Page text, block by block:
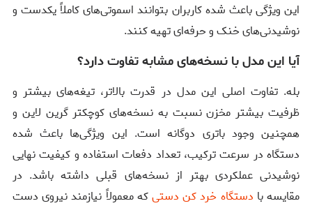
این ویژگی باعث شده کاربران بتوانند اسموتی‌های کاملاً یکدست و
نوشیدنی‌های خنک و حرفه‌ای تهیه کنند.
آیا این مدل با نسخه‌های مشابه تفاوت دارد؟
بله. تفاوت اصلی این مدل در قدرت بالاتر، تیغه‌های بیشتر و
ظرفیت بیشتر مخزن نسبت به نسخه‌های کوچکتر گرین لاین و
همچنین وجود باتری دوگانه است. این ویژگی‌ها باعث شده
دستگاه در سرعت ترکیب، تعداد دفعات استفاده و کیفیت نهایی
نوشیدنی عملکردی بهتر از نسخه‌های قبلی داشته باشد. در
مقایسه با دستگاه خرد کن دستیکه معمولاً نیازمند نیروی دست